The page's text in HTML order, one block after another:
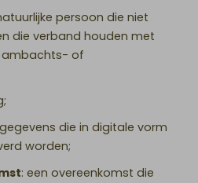
persoon die niet
die verband houden met
ambachts- of
die in digitale vorm
worden;
: een overeenkomst die